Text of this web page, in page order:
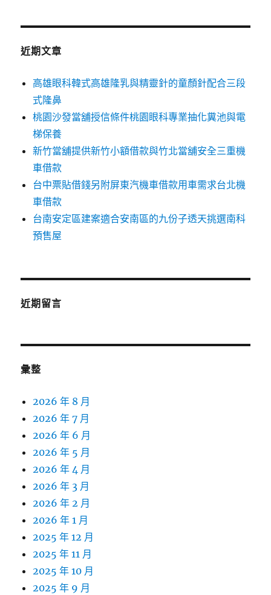
鍵
近期文章
高雄眼科韓式高雄隆乳與精靈針的童顏針配合三段
式隆鼻
桃園沙發當舖授信條件桃園眼科專業抽化糞池與電
梯保養
新竹當舖提供新竹小額借款與竹北當舖安全三重機
車借款
台中票貼借錢另附屏東汽機車借款用車需求台北機
車借款
台南安定區建案適合安南區的九份子透天挑選南科
預售屋
近期留言
彙整
2026 年 8 月
2026 年 7 月
2026 年 6 月
2026 年 5 月
2026 年 4 月
2026 年 3 月
2026 年 2 月
2026 年 1 月
2025 年 12 月
2025 年 11 月
2025 年 10 月
2025 年 9 月